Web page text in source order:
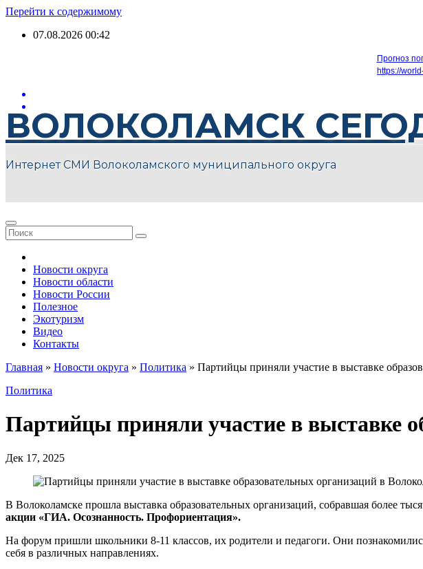
Перейти к содержимому
07.08.2026 00:42
Прогноз
https://
ВОЛОКОЛАМСК
Интернет СМИ Волоколамского муниципального округа
Новости округа
Новости области
Новости России
Полезное
Экотуризм
Видео
Контакты
Главная » Новости округа » Политика » Партийцы приняли участие в выставке
Политика
Партийцы приняли участие в выставке
Дек 17, 2025
В Волоколамске прошла выставка образовательных организаций, собравшая более
акции «ГИА. Осознанность. Профориентация».
На форум пришли школьники 8-11 классов, их родители и педагоги. Они
себя в различных направлениях.